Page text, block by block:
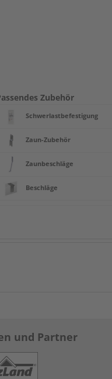
Zubehör
Schwerlastbefestigung
Zaun-Zubehör
Zaunbeschläge
Beschläge
und Partner